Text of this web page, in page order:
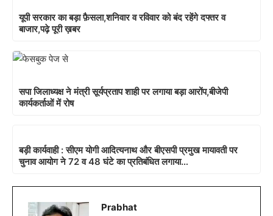
यूपी सरकार का बड़ा फ़ैसला,शनिवार व रविवार को बंद रहेंगे दफ्तर व
बाजार,पढ़े पूरी ख़बर
सपा जिलाध्यक्ष ने मंत्री सूर्यप्रताप शाही पर लगाया बड़ा आरोंप,बीजेपी
कार्यकर्ताओं में रोष
बड़ी कार्यवाही : सीएम योगी आदित्यनाथ और बीएसपी प्रमुख मायावती पर
चुनाव आयोग ने 72 व 48 घंटे का प्रतिबंधित लगाया…
Prabhat